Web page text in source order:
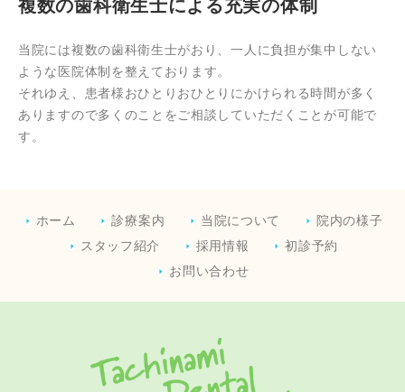
複数の歯科衛生士による充実の体制
当院には複数の歯科衛生士がおり、一人に負担が集中しない
ような医院体制を整えております。
それゆえ、患者様おひとりおひとりにかけられる時間が多く
ありますので多くのことをご相談していただくことが可能で
す。
ホーム 診療案内 当院について
院内の様子
スタッフ紹介
採用情報
初診予約
お問い合わせ